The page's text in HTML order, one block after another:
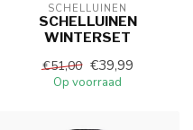
SCHELLUINEN
SCHELLUINEN
WINTERSET
€51,00 €39,99
Op voorraad